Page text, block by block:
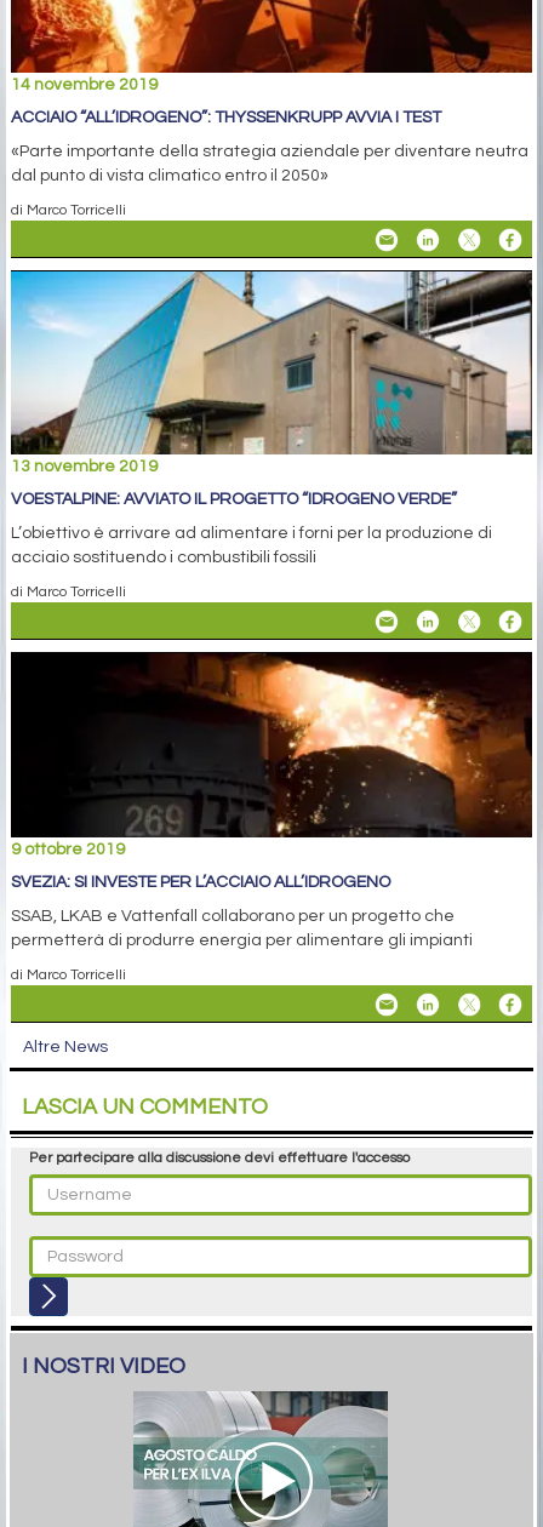
14 novembre 2019
ACCIAIO “ALL’IDROGENO”: THYSSENKRUPP AVVIA I TEST
«Parte importante della strategia aziendale per diventare neutra
dal punto di vista climatico entro il 2050»
di Marco Torricelli
13 novembre 2019
VOESTALPINE: AVVIATO IL PROGETTO “IDROGENO VERDE”
L’obiettivo è arrivare ad alimentare i forni per la produzione di
acciaio sostituendo i combustibili fossili
di Marco Torricelli
9 ottobre 2019
SVEZIA: SI INVESTE PER L’ACCIAIO ALL’IDROGENO
SSAB, LKAB e Vattenfall collaborano per un progetto che
permetterà di produrre energia per alimentare gli impianti
di Marco Torricelli
Altre News
LASCIA UN COMMENTO
Per partecipare alla discussione devi effettuare l'accesso
I NOSTRI VIDEO